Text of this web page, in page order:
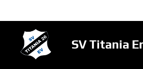
SV Titania